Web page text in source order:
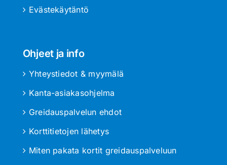
Evästekäytäntö
Ohjeet ja info
Yhteystiedot & myymälä
Kanta-asiakasohjelma
Greidauspalvelun ehdot
Korttitietojen lähetys
Miten pakata kortit greidauspalveluun